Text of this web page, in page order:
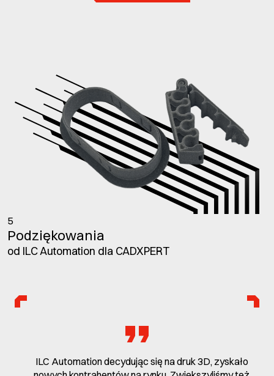
5
Podziękowania
od ILC Automation dla CADXPERT
ILC Automation decydując się na druk 3D, zyskało